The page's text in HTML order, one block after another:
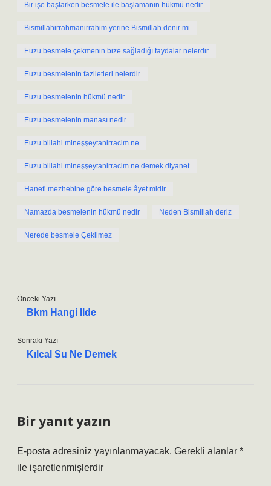
Bir işe başlarken besmele ile başlamanın hükmü nedir
Bismillahirrahmanirrahim yerine Bismillah denir mi
Euzu besmele çekmenin bize sağladığı faydalar nelerdir
Euzu besmelenin faziletleri nelerdir
Euzu besmelenin hükmü nedir
Euzu besmelenin manası nedir
Euzu billahi mineşşeytanirracim ne
Euzu billahi mineşşeytanirracim ne demek diyanet
Hanefi mezhebine göre besmele âyet midir
Namazda besmelenin hükmü nedir Neden Bismillah deriz
Nerede besmele Çekilmez
Önceki Yazı
Bkm Hangi Ilde
Sonraki Yazı
Kılcal Su Ne Demek
Bir yanıt yazın
E-posta adresiniz yayınlanmayacak. Gerekli alanlar *
ile işaretlenmişlerdir